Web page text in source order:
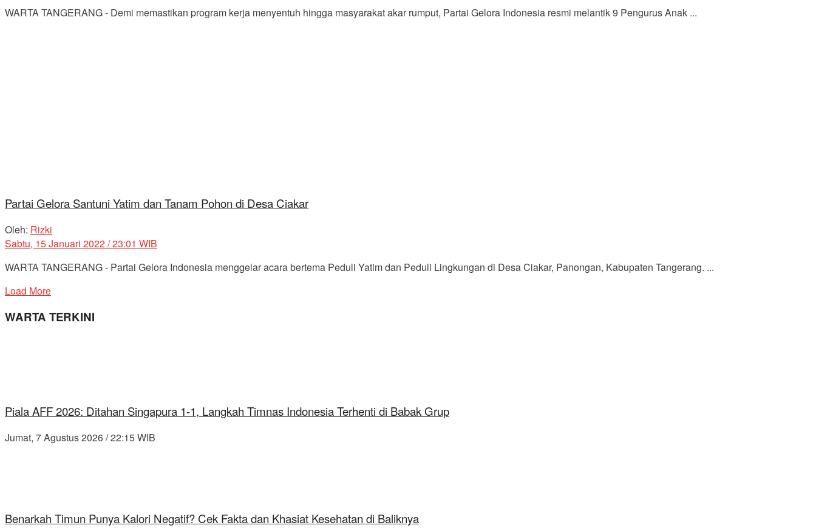
WARTA TANGERANG - Demi memastikan program kerja menyentuh hingga masyarakat akar rumput, Partai Gelora Indonesia resmi melantik 9 Pengurus Anak ...
Partai Gelora Santuni Yatim dan Tanam Pohon di Desa Ciakar
Oleh: Rizki
Sabtu, 15 Januari 2022 / 23:01 WIB
WARTA TANGERANG - Partai Gelora Indonesia menggelar acara bertema Peduli Yatim dan Peduli Lingkungan di Desa Ciakar, Panongan, Kabupaten Tangerang. ...
Load More
WARTA TERKINI
Piala AFF 2026: Ditahan Singapura 1-1, Langkah Timnas Indonesia Terhenti di Babak Grup
Jumat, 7 Agustus 2026 / 22:15 WIB
Benarkah Timun Punya Kalori Negatif? Cek Fakta dan Khasiat Kesehatan di Baliknya